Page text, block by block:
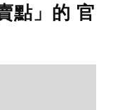
點」的 官